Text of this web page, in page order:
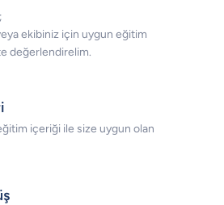
ekibiniz için uygun eğitim
değerlendirelim.
içeriği ile size uygun olan